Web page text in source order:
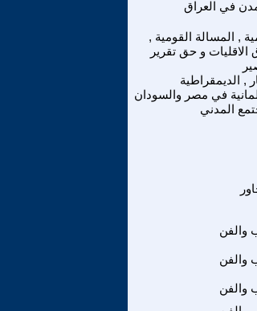
في العراق
, المسالة القومية ,
و حق تقرير
, الديمقراطية
في مصر والسودان
المدني
والفن
والفن
والفن